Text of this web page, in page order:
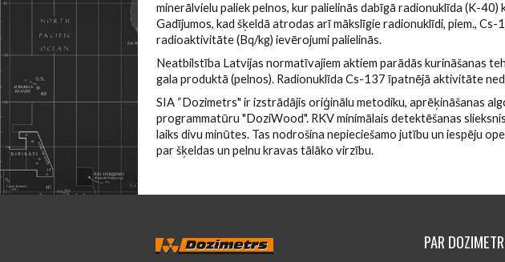
minerālvielu paliek pelnos, kur palielinās dabīgā radionuklīda (K-40)
Gadījumos, kad šķeldā atrodas arī mākslīgie radionuklīdi, piem., Cs-
radioaktivitāte (Bq/kg) ievērojumi palielinās.
Neatbilstība Latvijas normatīvajiem aktiem parādās kurināšanas
gala produktā (pelnos). Radionuklīda Cs-137 īpatnējā aktivitāte
SIA “Dozimetrs" ir izstrādājis oriģinālu metodiku, aprēķināšanas
programmatūru "DoziWood". RKV minimālais detektēšanas
laiks divu minūtes. Tas nodrošina nepieciešamo jutību un iespēju
par šķeldas un pelnu kravas tālāko virzību.
PAR